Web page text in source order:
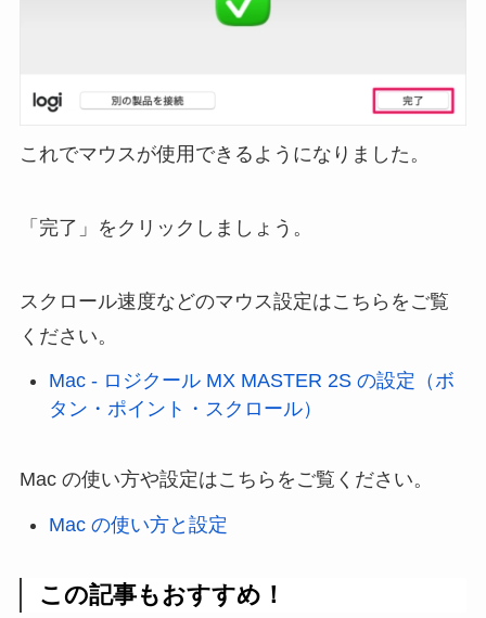
これでマウスが使用できるようになりました。
「完了」をクリックしましょう。
スクロール速度などのマウス設定はこちらをご覧
ください。
Mac - ロジクール MX MASTER 2S の設定（ボ
タン・ポイント・スクロール）
Mac の使い方や設定はこちらをご覧ください。
Mac の使い方と設定
この記事もおすすめ！